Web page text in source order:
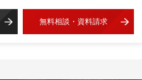
無料相談・資料請求